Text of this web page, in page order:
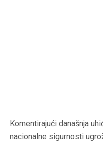
Komentirajući današnja
nacionalne sigurnosti